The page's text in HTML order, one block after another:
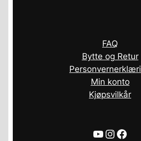
FAQ
Bytte og Retur
Min konto
Kjøpsvilkår
YouTube